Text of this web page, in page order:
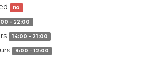
no
- 22:00
14:00 - 21:00
8:00 - 12:00